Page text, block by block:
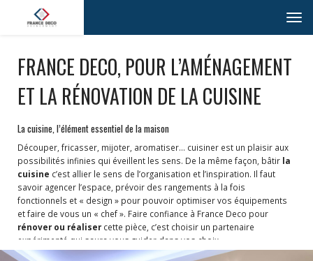
FRANCE DECO, POUR L’AMÉNAGEMENT
ET LA RÉNOVATION DE LA CUISINE
La cuisine, l’élément essentiel de la maison
Découper, fricasser, mijoter, aromatiser… cuisiner est un plaisir aux
possibilités infinies qui éveillent les sens. De la même façon, bâtir la
cuisine c’est allier le sens de l’organisation et l’inspiration. Il faut
savoir agencer l’espace, prévoir des rangements à la fois
fonctionnels et « design » pour pouvoir optimiser vos équipements
et faire de vous un « chef ». Faire confiance à France Deco pour
rénover ou réalisercette pièce, c’est choisir un partenaire
expérimenté qui saura vous guider dans vos choix.
Concocter une cuisine selon vos envies